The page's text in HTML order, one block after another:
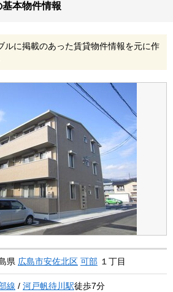
本物件情報
ルに掲載のあった賃貸物件情報を元に作
県 広島市安佐北区 可部 １丁目
線 / 河戸帆待川駅徒歩7分